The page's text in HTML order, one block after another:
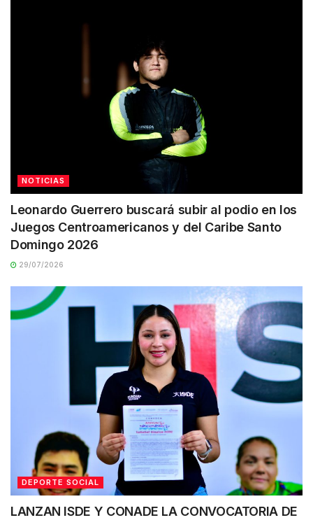
NOTICIAS
Leonardo Guerrero buscará subir al podio en los
Juegos Centroamericanos y del Caribe Santo
Domingo 2026
29/07/2026
DEPORTE SOCIAL
LANZAN ISDE Y CONADE LA CONVOCATORIA DE